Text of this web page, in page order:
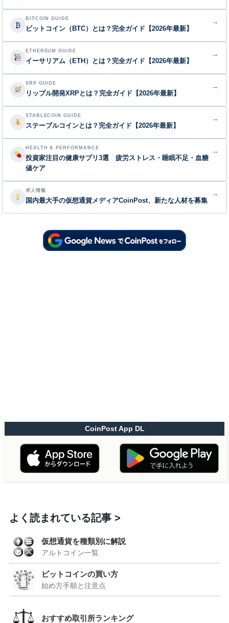
₿
BITCOIN GUIDE
ビットコイン（BTC）とは？完全ガイド【2026年最新】
→
ETHEREUM GUIDE
イーサリアム（ETH）とは？完全ガイド【2026年最新】
→
XRP GUIDE
リップル開発XRPとは？完全ガイド【2026年最新】
→
STABLECOIN GUIDE
ステーブルコインとは？完全ガイド【2026年最新】
→
HEALTH & PERFORMANCE
投資家注目の健康サプリ3選 疲労ストレス・睡眠不足・血糖
値ケア
→
求人情報
国内最大手の仮想通貨メディアCoinPost、新たな人材を募集
→
CoinPost App DL
よく読まれている記事
仮想通貨を種類別に解説
アルトコイン一覧
ビットコインの買い方
始め方手順と注意点
おすすめ取引所ランキング